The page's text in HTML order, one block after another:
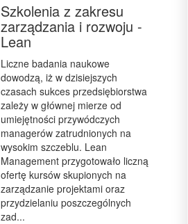
Szkolenia z zakresu
zarządzania i rozwoju -
Lean
Liczne badania naukowe
dowodzą, iż w dzisiejszych
czasach sukces przedsiębiorstwa
zależy w głównej mierze od
umiejętności przywódczych
managerów zatrudnionych na
wysokim szczeblu. Lean
Management przygotowało liczną
ofertę kursów skupionych na
zarządzanie projektami oraz
przydzielaniu poszczególnych
zad...